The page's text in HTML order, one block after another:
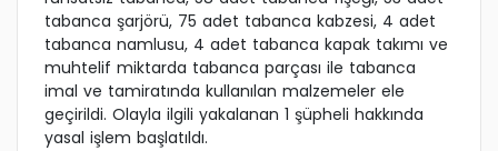
tabanca şarjörü, 75 adet tabanca kabzesi, 4 adet
tabanca namlusu, 4 adet tabanca kapak takımı ve
muhtelif miktarda tabanca parçası ile tabanca
imal ve tamiratında kullanılan malzemeler ele
geçirildi. Olayla ilgili yakalanan 1 şüpheli hakkında
yasal işlem başlatıldı.